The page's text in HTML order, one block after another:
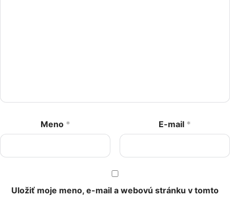
Meno * E-mail *
Uložiť moje meno, e-mail a webovú stránku v tomto